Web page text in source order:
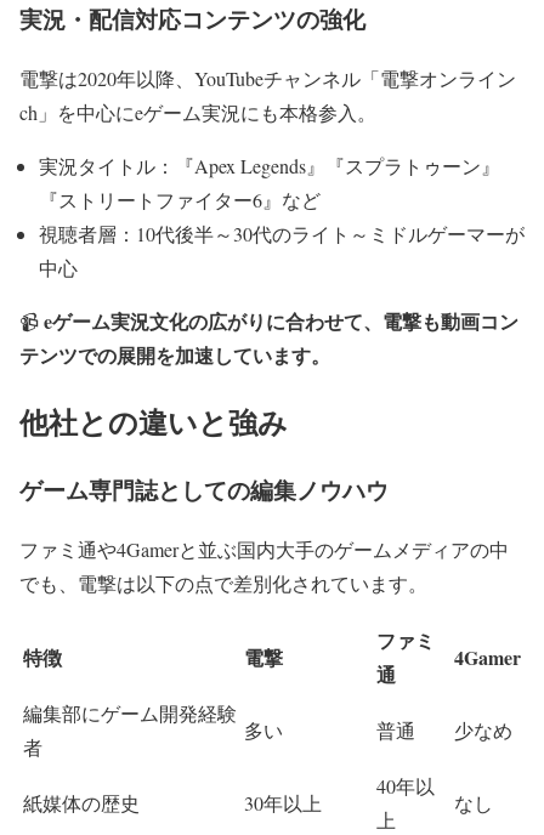
実況・配信対応コンテンツの強化
電撃は2020年以降、 YouTubeチャンネル「電撃オンライン
ch」 を中心にeゲーム実況にも本格参入。
実況タイトル：『Apex Legends』『スプラトゥーン』
『ストリートファイター6』など
視聴者層：10代後半～30代のライト～ミドルゲーマーが
中心
📹eゲーム実況文化の広がりに合わせて、電撃も動画コン
テンツでの展開を加速しています。
他社との違いと強み
ゲーム専門誌としての編集ノウハウ
ファミ通や4Gamerと並ぶ国内大手のゲームメディアの中
でも、電撃は以下の点で差別化されています。
特徴 電撃
ファミ
通
4Gamer
編集部にゲーム開発経験
者
多い 普通 少なめ
紙媒体の歴史 30年以上
40年以
上
なし